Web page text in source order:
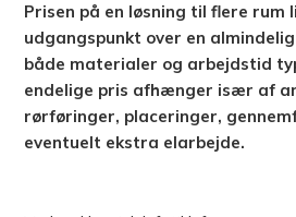
Prisen på en løsning til flere rum
udgangspunkt over en
både materialer og arbejdstid
endelige pris afhænger især af
rørføringer, placeringer,
eventuelt ekstra elarbejde.